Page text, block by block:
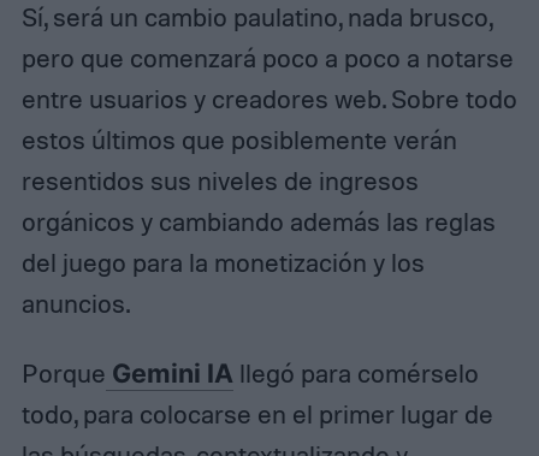
Sí, será un cambio paulatino, nada brusco,
pero que comenzará poco a poco a notarse
entre usuarios y creadores web. Sobre todo
estos últimos que posiblemente verán
resentidos sus niveles de ingresos
orgánicos y cambiando además las reglas
del juego para la monetización y los
anuncios.
Porque Gemini IAllegó para comérselo
todo, para colocarse en el primer lugar de